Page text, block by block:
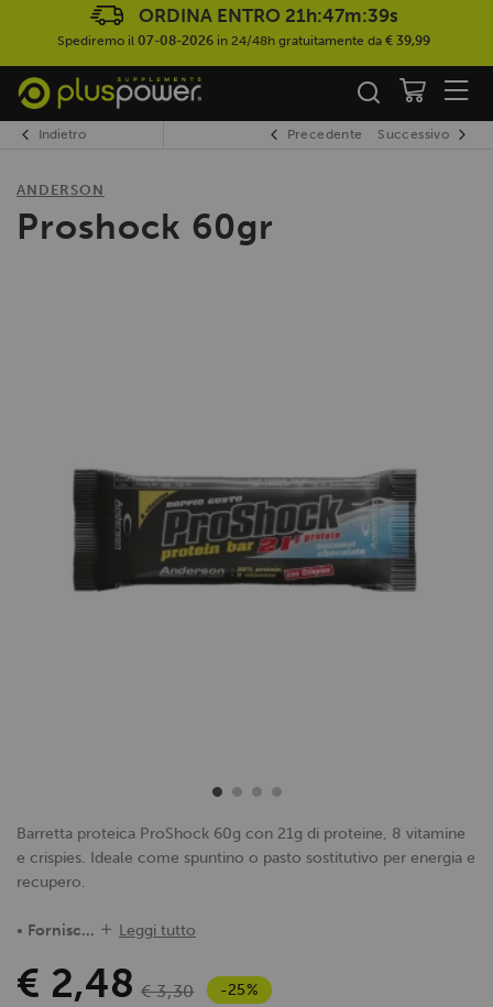
ORDINA ENTRO 21h:47m:39s
Spediremo il 07-08-2026 in 24/48h gratuitamente da € 39,99
Indietro Precedente Successivo
ANDERSON
Proshock 60gr
Barretta proteica ProShock 60g con 21g di proteine, 8 vitamine
e crispies. Ideale come spuntino o pasto sostitutivo per energia e
recupero.
• Fornisc... Leggi tutto
€ 2,48 € 3,30 -25%